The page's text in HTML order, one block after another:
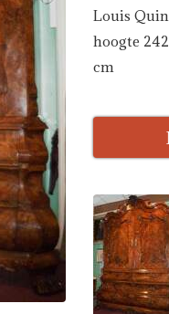
Louis
hoogte
cm